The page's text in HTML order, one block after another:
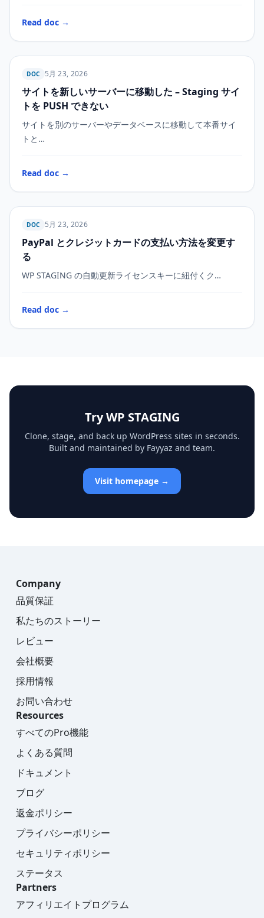
Read doc →
WP STAGING
DOC 5月 23, 2026
サイトを新しいサーバーに移動した – Staging サイ
トを PUSH できない
サイトを別のサーバーやデータベースに移動して本番サイ
トと…
Read doc →
WP STAGING
DOC 5月 23, 2026
PayPal とクレジットカードの支払い方法を変更す
る
WP STAGING の自動更新ライセンスキーに紐付くク…
Read doc →
Try WP STAGING
Clone, stage, and back up WordPress sites in seconds.
Built and maintained by Fayyaz and team.
Visit homepage →
Company
品質保証
私たちのストーリー
レビュー
会社概要
採用情報
お問い合わせ
Resources
すべてのPro機能
よくある質問
ドキュメント
ブログ
返金ポリシー
プライバシーポリシー
セキュリティポリシー
ステータス
Partners
アフィリエイトプログラム